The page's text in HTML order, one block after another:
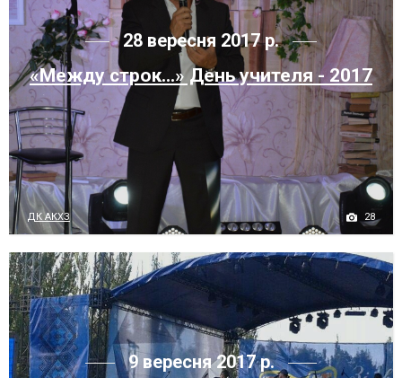
28 вересня 2017 р.
«Между строк...» День учителя - 2017
ДК АКХЗ 28
9 вересня 2017 р.